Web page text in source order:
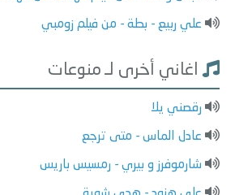
علي ربيع - بطة - من فيلم زومبي
اغاني أخرى لـ منوعات
رقصني يلا
عادل الماس - متى ترجع
شارموفرز و بيري - رمسيس باريس